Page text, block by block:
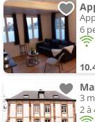
6
3
2 à